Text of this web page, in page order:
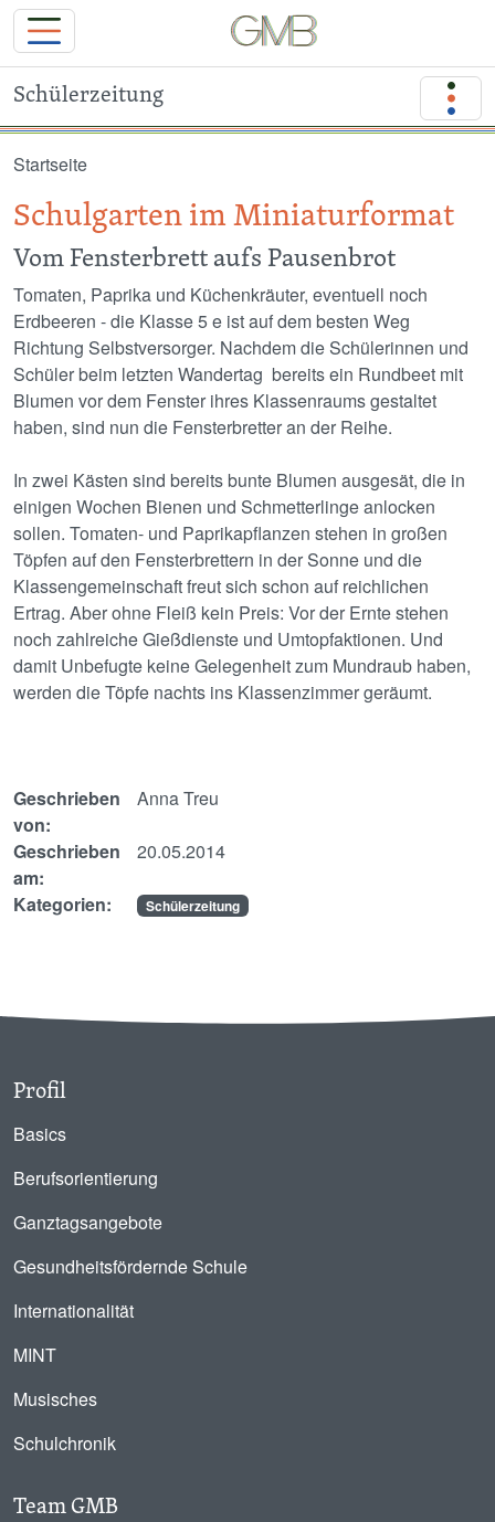
Schülerzeitung
Startseite
Schulgarten im Miniaturformat
Vom Fensterbrett aufs Pausenbrot
Tomaten, Paprika und Küchenkräuter, eventuell noch
Erdbeeren - die Klasse 5 e ist auf dem besten Weg
Richtung Selbstversorger. Nachdem die Schülerinnen und
Schüler beim letzten Wandertag bereits ein Rundbeet mit
Blumen vor dem Fenster ihres Klassenraums gestaltet
haben, sind nun die Fensterbretter an der Reihe.
In zwei Kästen sind bereits bunte Blumen ausgesät, die in
einigen Wochen Bienen und Schmetterlinge anlocken
sollen. Tomaten- und Paprikapflanzen stehen in großen
Töpfen auf den Fensterbrettern in der Sonne und die
Klassengemeinschaft freut sich schon auf reichlichen
Ertrag. Aber ohne Fleiß kein Preis: Vor der Ernte stehen
noch zahlreiche Gießdienste und Umtopfaktionen. Und
damit Unbefugte keine Gelegenheit zum Mundraub haben,
werden die Töpfe nachts ins Klassenzimmer geräumt.
Geschrieben
von:
Anna Treu
Geschrieben
am:
20.05.2014
Kategorien: Schülerzeitung
Profil
Basics
Berufsorientierung
Ganztagsangebote
Gesundheitsfördernde Schule
Internationalität
MINT
Musisches
Schulchronik
Team GMB